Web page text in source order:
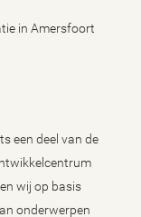
in Amersfoort
een deel van de
wij op basis
onderwerpen